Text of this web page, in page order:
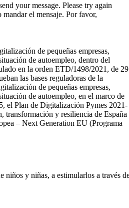
your message. Please try again
el mensaje. Por favor,
de pequeñas empresas,
de autoempleo, dentro del
en la orden ETD/1498/2021, de 29
las bases reguladoras de la
de pequeñas empresas,
de autoempleo, en el marco de
el Plan de Digitalización Pymes 2021-
transformación y resiliencia de España
– Next Generation EU (Programa
niños y niñas, a estimularlos a través